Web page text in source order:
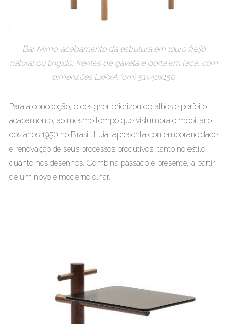
Bar Mimo: acabamento da estrutura em louro freijó
natural ou tingido; frentes de gaveta e porta em laca, com
dimensões LxPxA (cm) 51x40x150
Para a concepção, o designer priorizou detalhes e perfeito
acabamento, ao mesmo tempo que vislumbra o mobiliário
dos anos 1950 no Brasil. Luia, apresenta contemporaneidade
e renovação de seus processos produtivos, tanto no estilo,
quanto nos desenhos. Combina passado e presente, a partir
de um novo e moderno olhar.